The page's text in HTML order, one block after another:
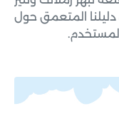
المتعمق حول